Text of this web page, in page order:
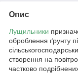
Опис
Лущильники
оброблення ґрунту
створення на
частково